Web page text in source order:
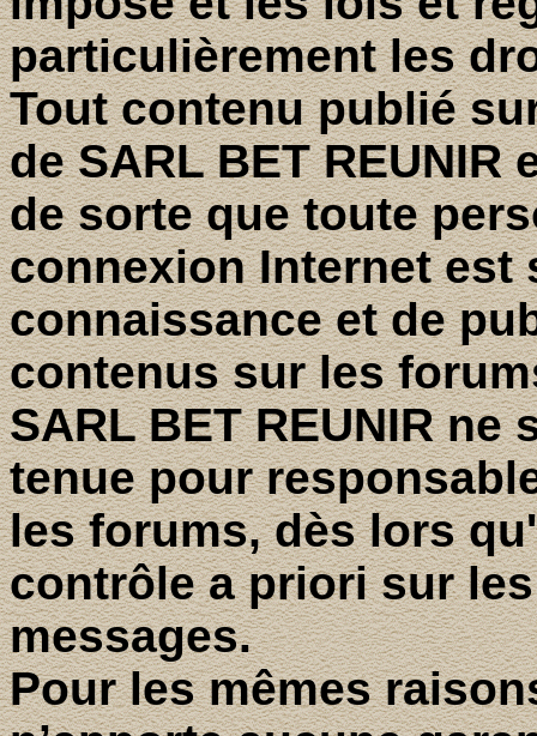
particulièrement les
Tout contenu publié
de SARL BET
de sorte que toute
connexion Internet est
connaissance et de
contenus sur les
SARL BET REUNIR
tenue pour
les forums, dès lors
contrôle a priori sur
messages.
Pour les mêmes